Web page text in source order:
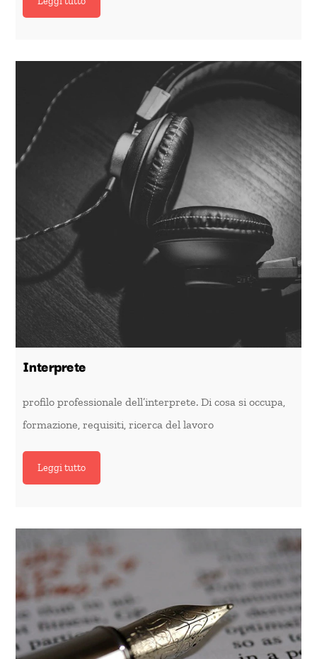
Interprete
profilo professionale dell’interprete. Di cosa si occupa,
formazione, requisiti, ricerca del lavoro
Leggi tutto